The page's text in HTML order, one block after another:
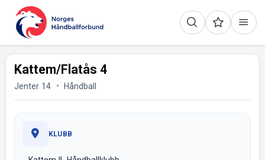
Kattem/Flatås 4
Jenter 14 Håndball
KLUBB